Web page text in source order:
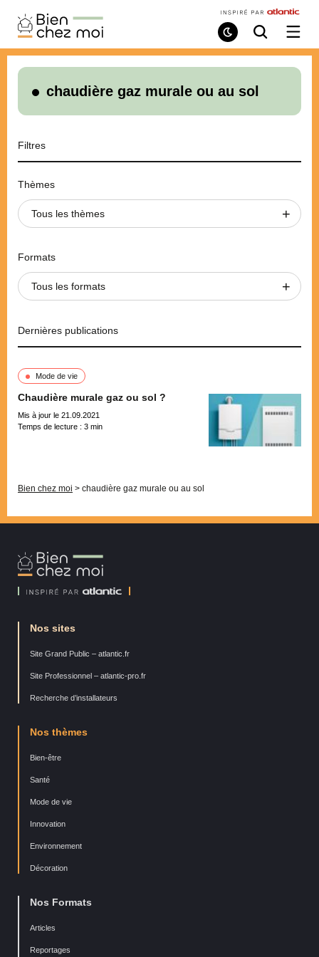
Bien
Chez
Moi
Mode
de
Recherche
/
le
chaudière gaz murale ou au sol
Filtres
Thèmes
Tous les thèmes
Formats
Tous les formats
Dernières publications
Mode de vie
Chaudière murale gaz ou sol ?
Mis à jour le 21.09.2021
Temps de lecture : 3 min
Bien chez moi > chaudière gaz murale ou au sol
Bien
Chez
Nos sites
Site Grand Public – atlantic.fr
Site Professionnel – atlantic-pro.fr
Recherche d’installateurs
Nos thèmes
Bien-être
Santé
Mode de vie
Innovation
Environnement
Décoration
Nos Formats
Articles
Reportages